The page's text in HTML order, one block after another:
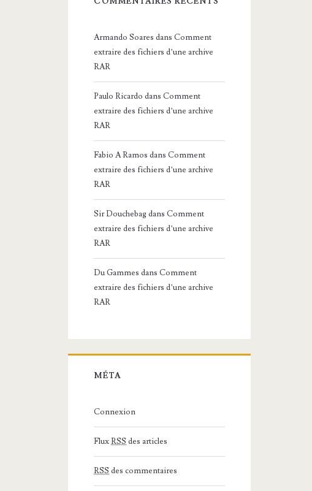
Armando Soares dansComment
extraire des fichiers d’une archive
RAR
Paulo Ricardo dansComment
extraire des fichiers d’une archive
RAR
Fabio A Ramos dansComment
extraire des fichiers d’une archive
RAR
Sir DouchebagdansComment
extraire des fichiers d’une archive
RAR
Du Gammes dansComment
extraire des fichiers d’une archive
RAR
MÉTA
Connexion
FluxRSS des articles
RSS des commentaires